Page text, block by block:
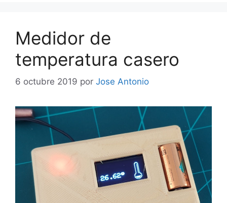
Medidor de
temperatura casero
6 octubre 2019 por Jose Antonio